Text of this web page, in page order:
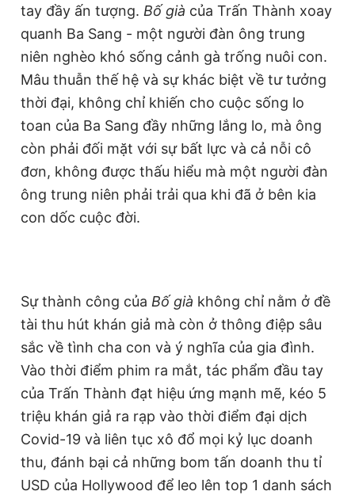
Tổng thư ký tòa soạn: Đức Trung
Giấy phép xuất bản số 110/GP - BTTTT cấp ngày 24.3.2020
© 2003-2026 Bản quyền thuộc về Báo Thanh Niên. Cấm sao
chép dưới mọi hình thức nếu không có sự chấp thuận bằng văn
bản. Phát triển bởi ePi Technologies, JSC.
tay đầy ấn tượng. Bố già của Trấn Thành xoay
quanh Ba Sang - một người đàn ông trung
niên nghèo khó sống cảnh gà trống nuôi con.
Mâu thuẫn thế hệ và sự khác biệt về tư tưởng
thời đại, không chỉ khiến cho cuộc sống lo
toan của Ba Sang đầy những lắng lo, mà ông
còn phải đối mặt với sự bất lực và cả nỗi cô
đơn, không được thấu hiểu mà một người đàn
ông trung niên phải trải qua khi đã ở bên kia
con dốc cuộc đời.
Sự thành công của Bố già không chỉ nằm ở đề
tài thu hút khán giả mà còn ở thông điệp sâu
sắc về tình cha con và ý nghĩa của gia đình.
Vào thời điểm phim ra mắt, tác phẩm đầu tay
của Trấn Thành đạt hiệu ứng mạnh mẽ, kéo 5
triệu khán giả ra rạp vào thời điểm đại dịch
Covid-19 và liên tục xô đổ mọi kỷ lục doanh
thu, đánh bại cả những bom tấn doanh thu tỉ
USD của Hollywood để leo lên top 1 danh sách